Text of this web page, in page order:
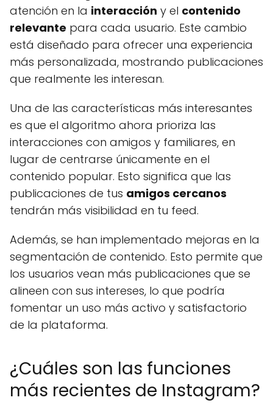
atención en la interacción y el contenido
relevante para cada usuario. Este cambio
está diseñado para ofrecer una experiencia
más personalizada, mostrando publicaciones
que realmente les interesan.
Una de las características más interesantes
es que el algoritmo ahora prioriza las
interacciones con amigos y familiares, en
lugar de centrarse únicamente en el
contenido popular. Esto significa que las
publicaciones de tus amigos cercanos
tendrán más visibilidad en tu feed.
Además, se han implementado mejoras en la
segmentación de contenido. Esto permite que
los usuarios vean más publicaciones que se
alineen con sus intereses, lo que podría
fomentar un uso más activo y satisfactorio
de la plataforma.
¿Cuáles son las funciones
más recientes de Instagram?